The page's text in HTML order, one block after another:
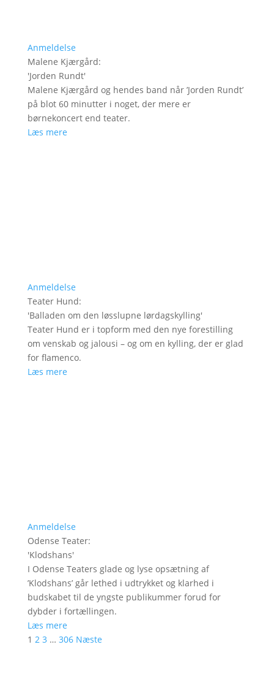
Anmeldelse
Malene Kjærgård:
'Jorden Rundt'
Malene Kjærgård og hendes band når ’Jorden Rundt’
på blot 60 minutter i noget, der mere er
børnekoncert end teater.
Læs mere
Anmeldelse
Teater Hund:
'Balladen om den løsslupne lørdagskylling'
Teater Hund er i topform med den nye forestilling
om venskab og jalousi – og om en kylling, der er glad
for flamenco.
Læs mere
Anmeldelse
Odense Teater:
'Klodshans'
I Odense Teaters glade og lyse opsætning af
’Klodshans’ går lethed i udtrykket og klarhed i
budskabet til de yngste publikummer forud for
dybder i fortællingen.
Læs mere
1 2 3 … 306 Næste